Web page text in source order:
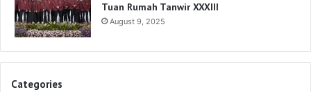
Tuan Rumah Tanwir XXXIII
August 9, 2025
Categories